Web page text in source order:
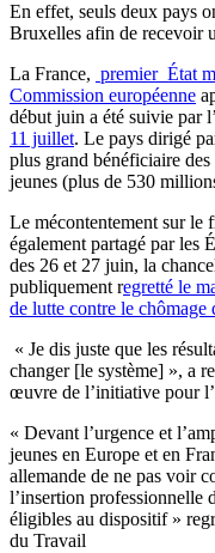
En effet, seuls deux pays
Bruxelles afin de recevoir
La France, premier État
Commission européenne
début juin a été suivie par
11 juillet. Le pays dirigé
plus grand bénéficiaire
jeunes (plus de 530
Le mécontentement sur le
également partagé par les
des 26 et 27 juin, la
publiquement regretté le
de lutte contre le chômage
« Je dis juste que les
changer [le système] », a
œuvre de l’initiative pour
« Devant l’urgence et
jeunes en Europe et en
allemande de ne pas voir
l’insertion professionnelle
éligibles au dispositif »
du Travail